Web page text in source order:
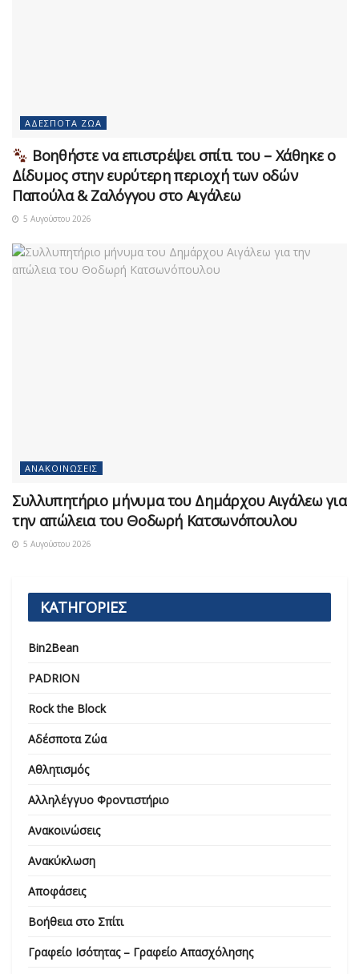
ΑΔΈΣΠΟΤΑ ΖΏΑ
Βοηθήστε να επιστρέψει σπίτι του – Χάθηκε ο
Δίδυμος στην ευρύτερη περιοχή των οδών
Παπούλα & Ζαλόγγου στο Αιγάλεω
5 Αυγούστου 2026
ΑΝΑΚΟΙΝΏΣΕΙΣ
Συλλυπητήριο μήνυμα του Δημάρχου Αιγάλεω για
την απώλεια του Θοδωρή Κατσωνόπουλου
5 Αυγούστου 2026
ΚΑΤΗΓΟΡΙΕΣ
Bin2Bean
PADRION
Rock the Block
Αδέσποτα Ζώα
Αθλητισμός
Αλληλέγγυο Φροντιστήριο
Ανακοινώσεις
Ανακύκλωση
Αποφάσεις
Βοήθεια στο Σπίτι
Γραφείο Ισότητας – Γραφείο Απασχόλησης